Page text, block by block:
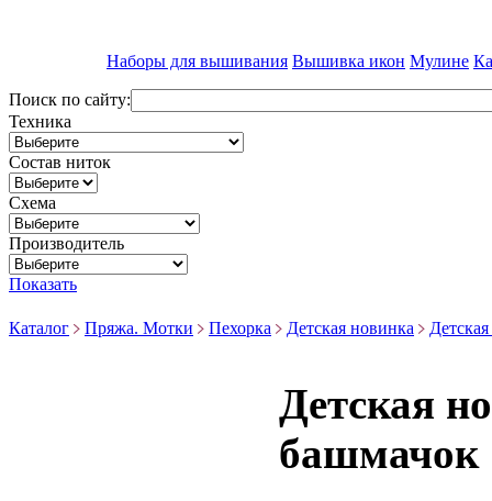
Наборы для вышивания Вышивка икон Мулине
Поиск по сайту:
Техника
Состав ниток
Схема
Производитель
Показать
Каталог Пряжа. Мотки Пехорка Детская новинка
Детская
башмачок